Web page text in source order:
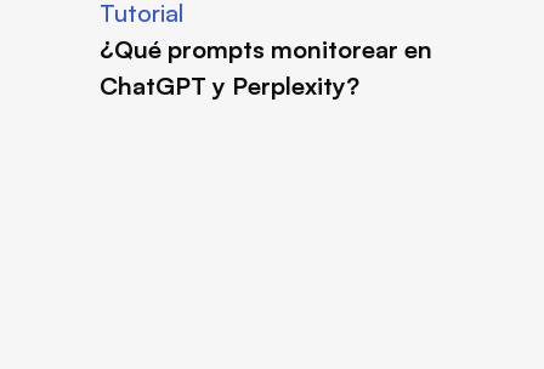
Tutorial
¿Qué prompts monitorear en
ChatGPT y Perplexity?